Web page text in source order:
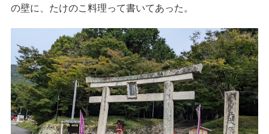
の壁に、たけのこ料理って書いてあった。